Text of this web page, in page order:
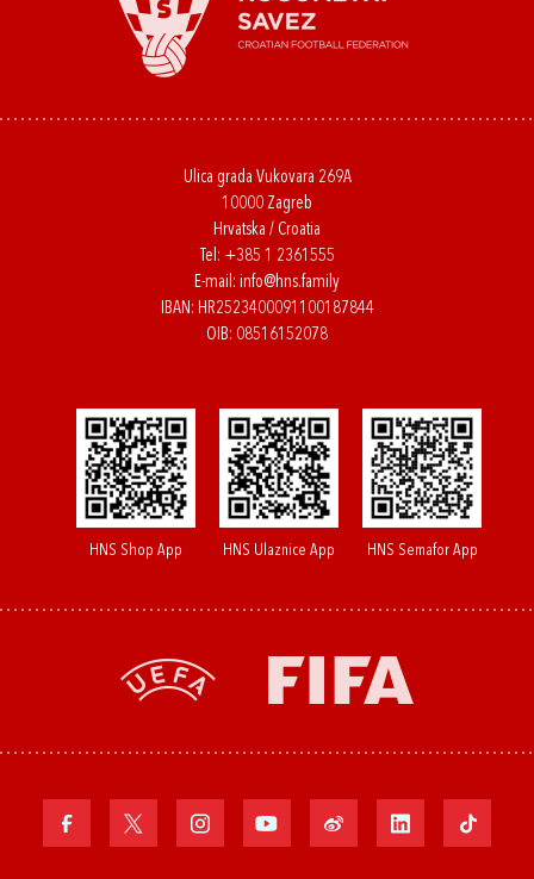
Ulica grada Vukovara 269A
10000 Zagreb
Hrvatska / Croatia
Tel: +385 1 2361555
E-mail: info@hns.family
IBAN: HR2523400091100187844
OIB: 08516152078
HNS Shop App HNS Ulaznice App HNS Semafor App